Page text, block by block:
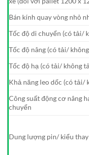
Bán kính quay vòng nhỏ
Tốc độ di chuyển (có tải/
Tốc độ nâng (có tải/
Tốc độ hạ (có tải/ không
Khả năng leo dốc (có tải/
Công suất động cơ nâng
chuyển
Dung lượng pin/ kiểu